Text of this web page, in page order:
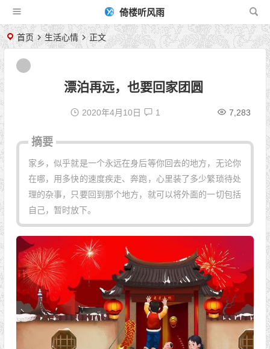
倚楼听风雨
首页 生活心情 正文
漂泊再远，也要回家团圆
2020年4月10日 1 7,283
摘要
家乡，似乎就是一个永远在身后等你回去的地方，无论你
在哪，用多快的速度疾走、奔跑，心里装了多少繁琐待处
理的杂事，只要回到那个地方，就可以将外面的一切包括
自己，暂时放下。